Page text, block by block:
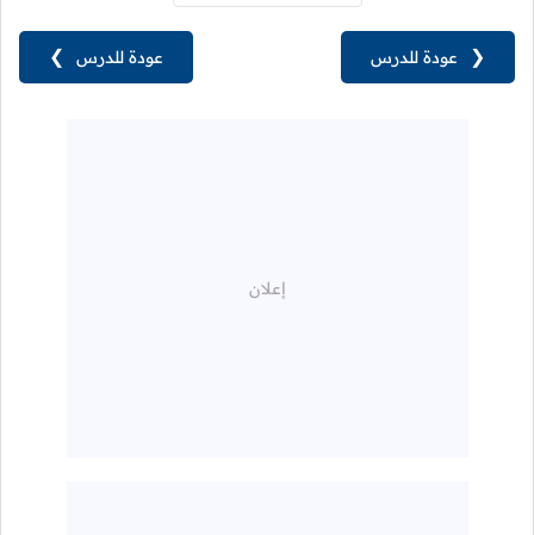
عودة للدرس ❯ ❮ عودة للدرس